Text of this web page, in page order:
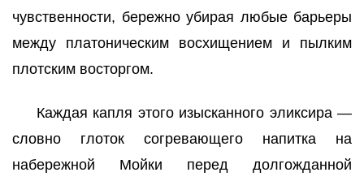
чувственности, бережно убирая любые барьеры
между платоническим восхищением и пылким
плотским восторгом.
Каждая капля этого изысканного эликсира —
словно глоток согревающего напитка на
набережной Мойки перед долгожданной